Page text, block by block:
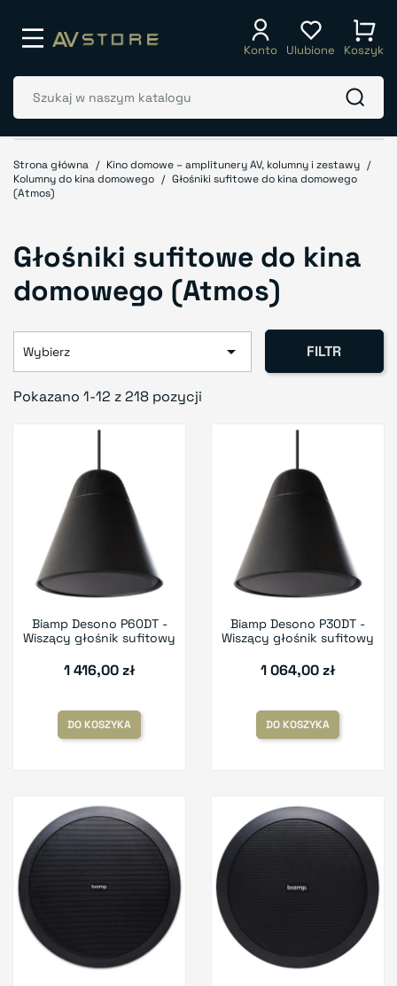
Konto Ulubione Koszyk
Strona główna
Kino domowe – amplitunery AV, kolumny i zestawy
Kolumny do kina domowego
Głośniki sufitowe do kina domowego
(Atmos)
Głośniki sufitowe do kina
domowego (Atmos)
Wybierz  FILTR
Pokazano 1-12 z 218 pozycji
Biamp Desono P60DT -
Wiszący głośnik sufitowy
1 416,00 zł
DO KOSZYKA
Biamp Desono P30DT -
Wiszący głośnik sufitowy
1 064,00 zł
DO KOSZYKA